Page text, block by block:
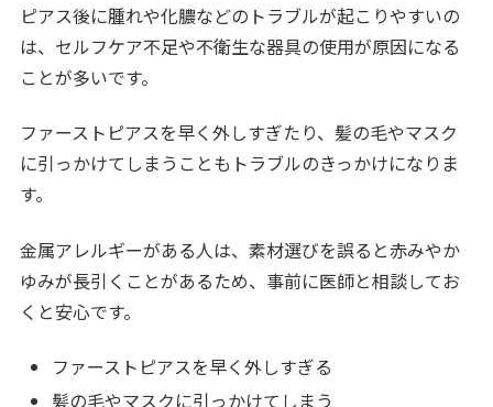
ピアス後に腫れや化膿などのトラブルが起こりやすいの
は、セルフケア不足や不衛生な器具の使用が原因になる
ことが多いです。
ファーストピアスを早く外しすぎたり、髪の毛やマスク
に引っかけてしまうこともトラブルのきっかけになりま
す。
金属アレルギーがある人は、素材選びを誤ると赤みやか
ゆみが長引くことがあるため、事前に医師と相談してお
くと安心です。
ファーストピアスを早く外しすぎる
髪の毛やマスクに引っかけてしまう